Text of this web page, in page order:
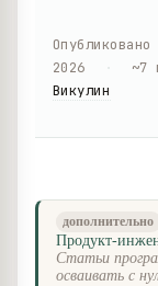
Опубликовано
2026
~7
Викулин
дополнительно
Продукт-
Статьи
осваивать с